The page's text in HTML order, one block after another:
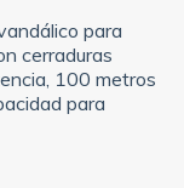
para
cerraduras
100 metros
para